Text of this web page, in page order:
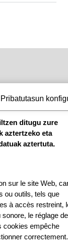
Pribatutasun
ditugu zure
aztertzeko eta
aztertuta.
sur le site Web,
ou outils, tels que
à accès restreint,
le réglage
cookies empêche
correctement.